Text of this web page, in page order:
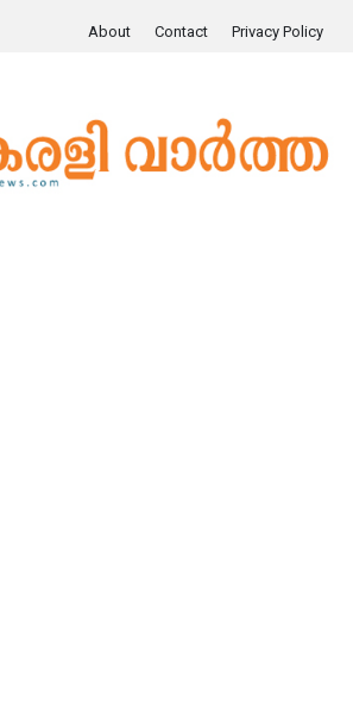
About Contact Privacy Policy